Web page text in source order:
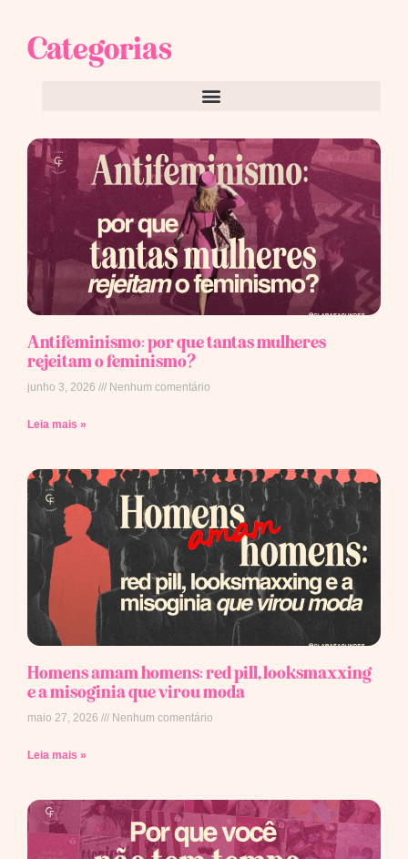
Categorias
Antifeminismo: por que tantas mulheres
rejeitam o feminismo?
junho 3, 2026 Nenhum comentário
Leia mais »
Homens amam homens: red pill, looksmaxxing
e a misoginia que virou moda
maio 27, 2026 Nenhum comentário
Leia mais »